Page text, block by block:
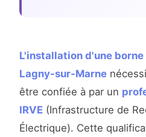
L'installation d'une borne
Lagny-sur-Marne
être confiée à par un
IRVE (Infrastructure de
Électrique). Cette